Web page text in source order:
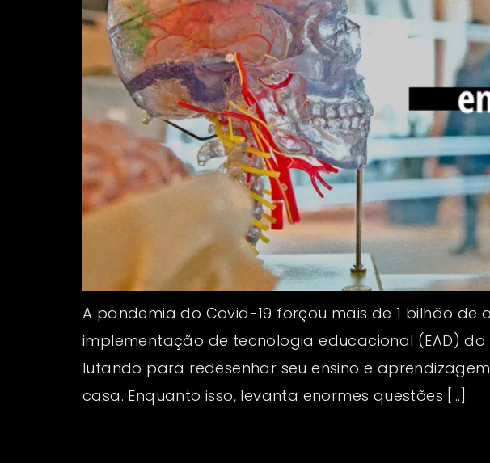
A pandemia do Covid-19 forçou mais de 1 bilhão
implementação de tecnologia educacional (EAD)
lutando para redesenhar seu ensino e
casa. Enquanto isso, levanta enormes questões […]